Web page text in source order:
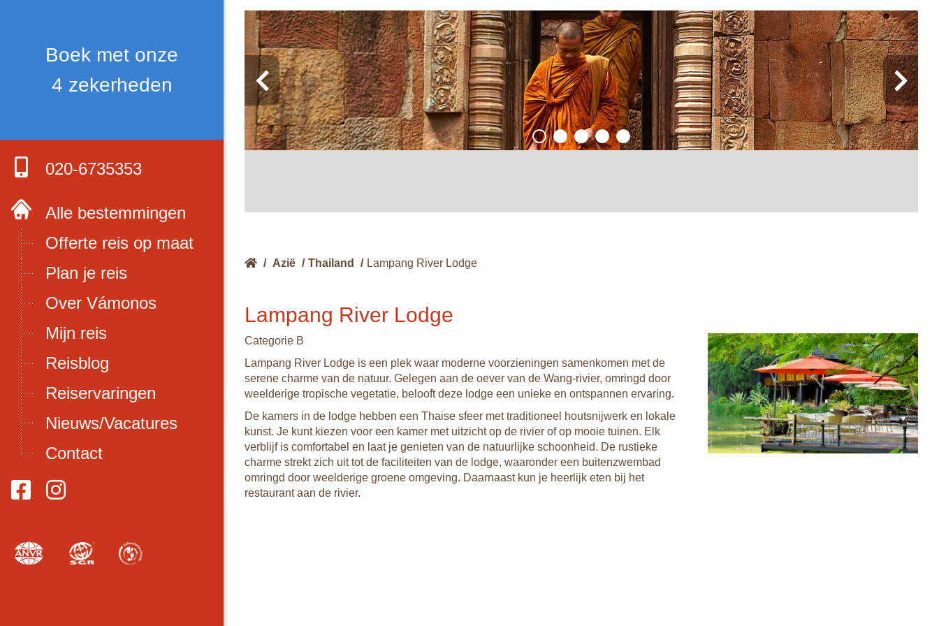
Boek met onze
4 zekerheden
020-6735353
Alle bestemmingen
Offerte reis op maat
Plan je reis
Over Vámonos
Mijn reis
Reisblog
Reiservaringen
Nieuws/Vacatures
Contact
/ Azië / Thailand / Lampang River Lodge
Lampang River Lodge
Categorie B
Lampang River Lodge is een plek waar moderne voorzieningen samenkomen met de
serene charme van de natuur. Gelegen aan de oever van de Wang-rivier, omringd door
weelderige tropische vegetatie, belooft deze lodge een unieke en ontspannen ervaring.
De kamers in de lodge hebben een Thaise sfeer met traditioneel houtsnijwerk en lokale
kunst. Je kunt kiezen voor een kamer met uitzicht op de rivier of op mooie tuinen. Elk
verblijf is comfortabel en laat je genieten van de natuurlijke schoonheid. De rustieke
charme strekt zich uit tot de faciliteiten van de lodge, waaronder een buitenzwembad
omringd door weelderige groene omgeving. Daarnaast kun je heerlijk eten bij het
restaurant aan de rivier.